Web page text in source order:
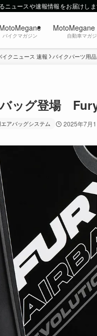
ニュースや速報情報をお届けし
MotoMegane
バイクマガジン
MotoMegane
自動車マガ
イクニュース 速報 バイクパーツ用
ッグ登場
アバッグシステム 2025年7月